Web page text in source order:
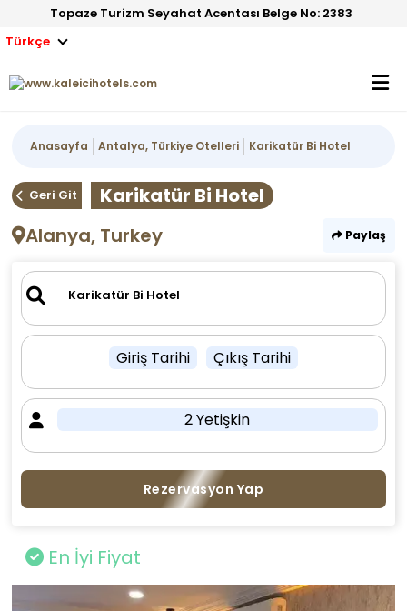
Topaze Turizm Seyahat Acentası Belge No: 2383
Türkçe
Anasayfa Antalya, Türkiye Otelleri Karikatür Bi Hotel
Geri Git
Karikatür Bi Hotel
Alanya, Turkey
Paylaş
Giriş Tarihi Çıkış Tarihi
2 Yetişkin
Rezervasyon Yap
En İyi Fiyat